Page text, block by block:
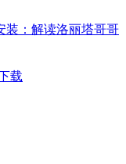
装：解读洛丽塔哥哥
载